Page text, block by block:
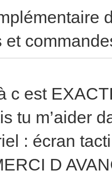
et
c est
tu m’aider
: écran
D